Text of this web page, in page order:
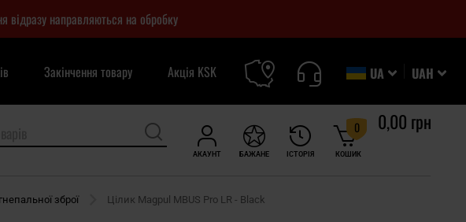
відразу направляються на обробку
UAH
UA
Закінчення товару Акція KSK
АКАУНТ ІСТОРІЯ
БАЖАНЕ КОШИК
0 0,00 грн
зброї Цілик Magpul MBUS Pro LR - Black